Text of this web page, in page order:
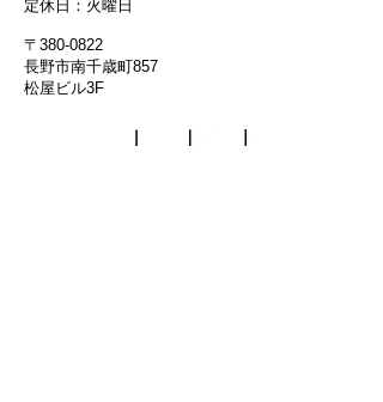
定休日：火曜日
〒380-0822
長野市南千歳町857
松屋ビル3F